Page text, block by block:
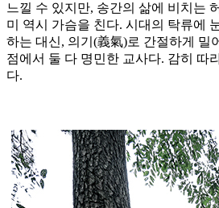
느낄 수 있지만, 송간의 삶에 비치는
미 역시 가슴을 친다. 시대의 탁류에
하는 대신, 의기(義氣)로 간절하게 밀
점에서 둘 다 명민한 교사다. 감히 따
다.